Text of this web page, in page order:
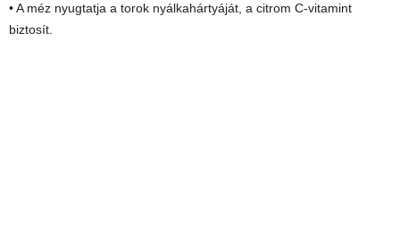
• A méz nyugtatja a torok nyálkahártyáját, a citrom C-vitamint
biztosít.